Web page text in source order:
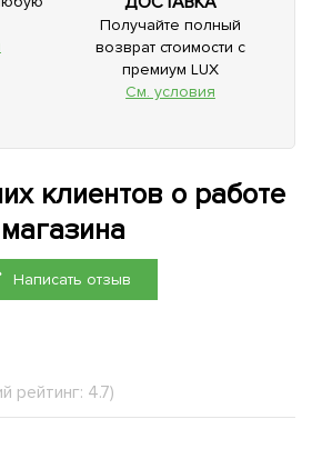
Получайте полный
возврат стоимости с
премиум LUX
См. условия
клиентов о работе
магазина
Написать отзыв
рейтинг: 4.7)